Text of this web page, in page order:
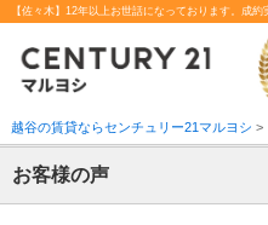
越谷の賃貸ならセンチュリー21マルヨシ >
お客様の声